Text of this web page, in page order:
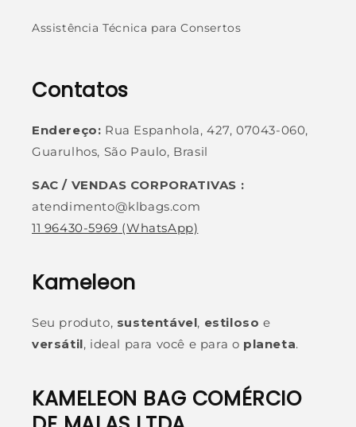
Assistência Técnica para Consertos
Contatos
Endereço: Rua Espanhola, 427, 07043-060,
Guarulhos, São Paulo, Brasil
SAC / VENDAS CORPORATIVAS :
atendimento@klbags.com
11 96430-5969 (WhatsApp)
Kameleon
Seu produto, sustentável, estiloso e
versátil, ideal para você e para o planeta.
KAMELEON BAG COMÉRCIO